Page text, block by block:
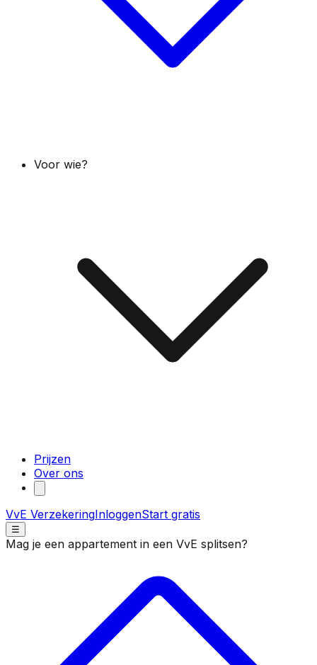
Voor wie?
Prijzen
Over ons
VvE VerzekeringInloggenStart gratis
☰
Mag je een appartement in een VvE splitsen?